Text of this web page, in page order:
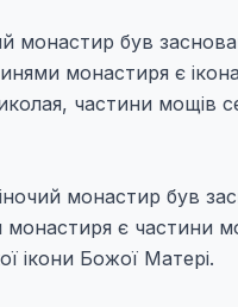
монастир був
монастиря є
частини мощів
монастир був
є частини
ікони Божої Матері.